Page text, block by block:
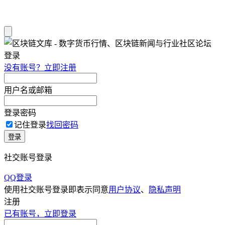
登录
没有账号？立即注册
用户名或邮箱
登录密码
记住登录找回密码
登录
社交账号登录
QQ登录
使用社交账号登录即表示同意用户协议、
隐私声明
注册
已有账号，立即登录